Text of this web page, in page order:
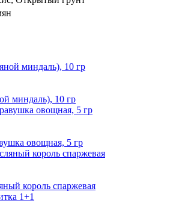
миндаль), 10 гр
овощная, 5 гр
король спаржевая